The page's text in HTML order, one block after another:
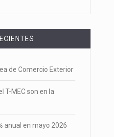
de Comercio Exterior
T-MEC son en la
anual en mayo 2026